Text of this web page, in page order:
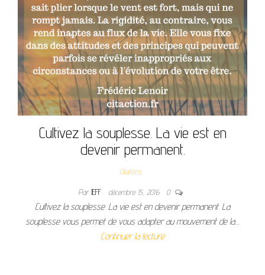
Cultivez la souplesse. La vie est en
devenir permanent.
Citations
ParJEFF décembre 15, 2016 0
Cultivez la souplesse. La vie est en devenir permanent. La
souplesse vous permet de vous adapter au mouvement de la…
Continuer la lecture